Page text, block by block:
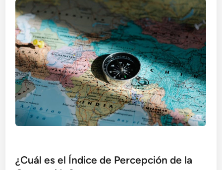
¿Cuál es el Índice de Percepción de la